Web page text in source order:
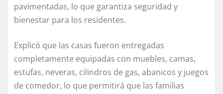
pavimentadas, lo que garantiza seguridad y
bienestar para los residentes.
Explicó que las casas fueron entregadas
completamente equipadas con muebles, camas,
estufas, neveras, cilindros de gas, abanicos y juegos
de comedor, lo que permitirá que las familias